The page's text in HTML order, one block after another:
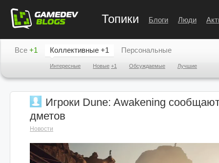
Топики Блоги Люди
Все +1 Коллективные +1
Интересные Новые +1 Обсуждаемые Лучшие
Персональные
Игроки Dune: Awakening
дметов
Новости